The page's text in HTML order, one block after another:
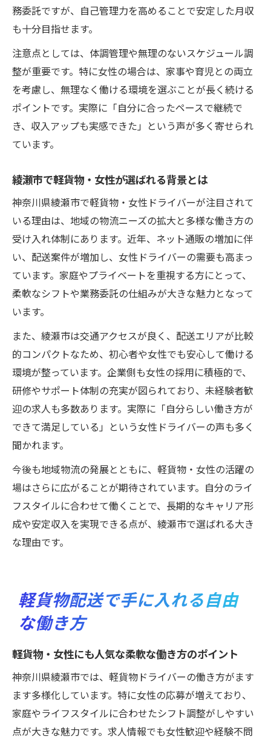
務委託ですが、自己管理力を高めることで安定した月収
も十分目指せます。
注意点としては、体調管理や無理のないスケジュール調
整が重要です。特に女性の場合は、家事や育児との両立
を考慮し、無理なく働ける環境を選ぶことが長く続ける
ポイントです。実際に「自分に合ったペースで継続で
き、収入アップも実感できた」という声が多く寄せられ
ています。
綾瀬市で軽貨物・女性が選ばれる背景とは
神奈川県綾瀬市で軽貨物・女性ドライバーが注目されて
いる理由は、地域の物流ニーズの拡大と多様な働き方の
受け入れ体制にあります。近年、ネット通販の増加に伴
い、配送案件が増加し、女性ドライバーの需要も高まっ
ています。家庭やプライベートを重視する方にとって、
柔軟なシフトや業務委託の仕組みが大きな魅力となって
います。
また、綾瀬市は交通アクセスが良く、配送エリアが比較
的コンパクトなため、初心者や女性でも安心して働ける
環境が整っています。企業側も女性の採用に積極的で、
研修やサポート体制の充実が図られており、未経験者歓
迎の求人も多数あります。実際に「自分らしい働き方が
できて満足している」という女性ドライバーの声も多く
聞かれます。
今後も地域物流の発展とともに、軽貨物・女性の活躍の
場はさらに広がることが期待されています。自分のライ
フスタイルに合わせて働くことで、長期的なキャリア形
成や安定収入を実現できる点が、綾瀬市で選ばれる大き
な理由です。
軽貨物配送で手に入れる自由
な働き方
軽貨物・女性にも人気な柔軟な働き方のポイント
神奈川県綾瀬市では、軽貨物ドライバーの働き方がます
ます多様化しています。特に女性の応募が増えており、
家庭やライフスタイルに合わせたシフト調整がしやすい
点が大きな魅力です。求人情報でも女性歓迎や経験不問